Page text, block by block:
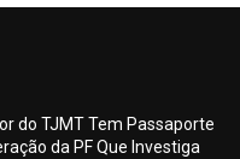
do TJMT Tem Passaporte
da PF Que Investiga